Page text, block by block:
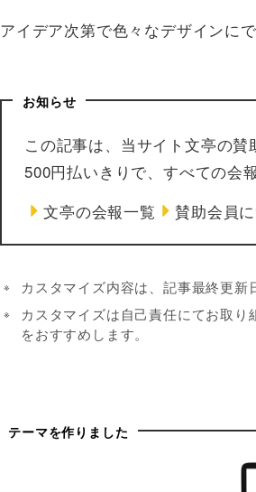
アイデア次第で色々なデザインに
お知らせ
この記事は、当サイト文亭の
500円払いきりで、すべての会
文亭の会報一覧
賛助会員
カスタマイズ内容は、記事最終更
カスタマイズは自己責任にてお取
をおすすめします。
テーマを作りました